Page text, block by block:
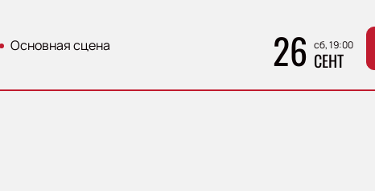
Основная сцена 26 сб, 19:00
СЕНТ